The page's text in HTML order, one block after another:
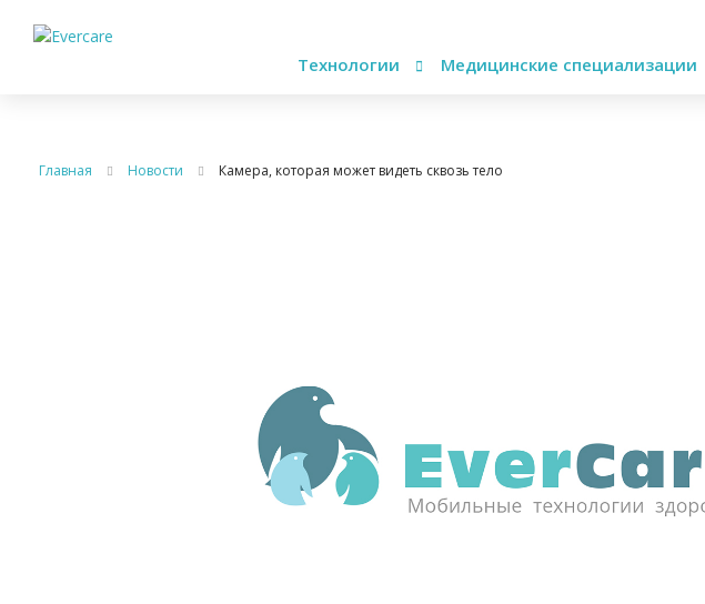
Технологии Медицинские специализации
Главная Новости Камера, которая может видеть сквозь тело